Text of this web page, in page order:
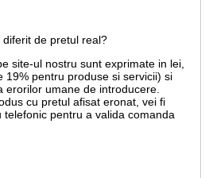
de pretul real?
site-ul nostru sunt exprimate in lei,
19% pentru produse si servicii) si
erorilor umane de introducere.
cu pretul afisat eronat, vei fi
pentru a valida comanda